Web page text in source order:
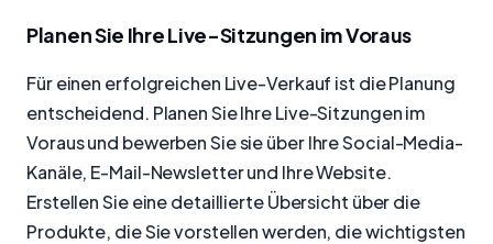
Planen Sie Ihre Live-Sitzungen im Voraus
Für einen erfolgreichen Live-Verkauf ist die Planung
entscheidend. Planen Sie Ihre Live-Sitzungen im
Voraus und bewerben Sie sie über Ihre Social-Media-
Kanäle, E-Mail-Newsletter und Ihre Website.
Erstellen Sie eine detaillierte Übersicht über die
Produkte, die Sie vorstellen werden, die wichtigsten